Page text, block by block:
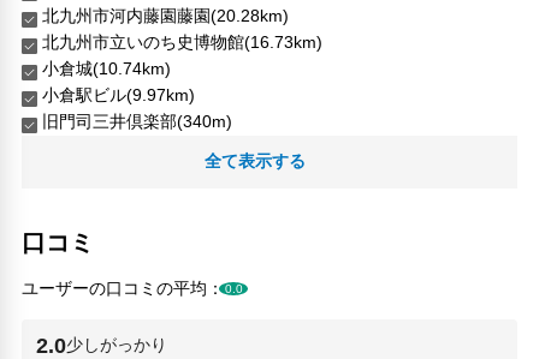
北九州市河内藤園藤園(20.28km)
北九州市立いのち史博物館(16.73km)
小倉城(10.74km)
小倉駅ビル(9.97km)
旧門司三井倶楽部(340m)
門司港レトロ展望室(490m)
全て表示する
口コミ
ユーザーの口コミの平均：0.0
2.0少しがっかり